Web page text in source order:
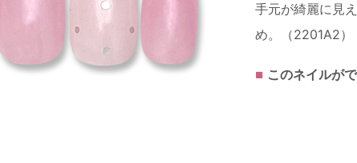
手元が綺麗に見
め。（2201A2）
このネイルが